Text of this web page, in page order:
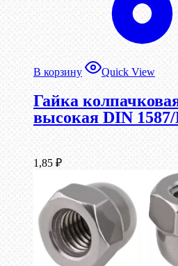
В корзину Quick View
Гайка
высокая DIN
1,85 ₽